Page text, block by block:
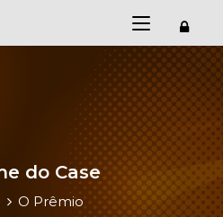
do Case
O Prêmio